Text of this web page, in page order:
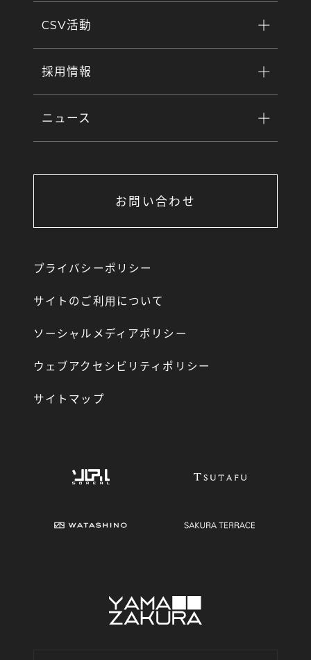
CSV活動
採用情報
ニュース
お問い合わせ
プライバシーポリシー
サイトのご利用について
ソーシャルメディアポリシー
ウェブアクセシビリティポリシー
サイトマップ